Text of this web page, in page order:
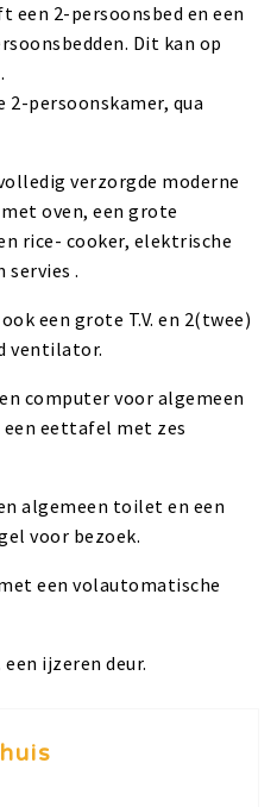
een 2-persoonsbed en een
Dit kan op
2-persoonskamer, qua
verzorgde moderne
oven, een grote
rice- cooker, elektrische
servies .
een grote T.V. en 2(twee)
ventilator.
computer voor algemeen
eettafel met zes
algemeen toilet en een
voor bezoek.
een volautomatische
een ijzeren deur.